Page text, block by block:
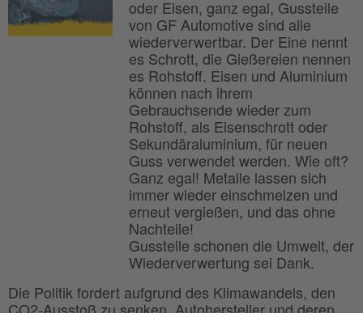
oder Eisen, ganz egal, Gussteile
von GF Automotive sind alle
wiederverwertbar. Der Eine nennt
es Schrott, die Gießereien nennen
es Rohstoff. Eisen und Aluminium
können nach ihrem
Gebrauchsende wieder zum
Rohstoff, als Eisenschrott oder
Sekundäraluminium, für neuen
Guss verwendet werden. Wie oft?
Ganz egal! Metalle lassen sich
immer wieder einschmelzen und
erneut vergießen, und das ohne
Nachteile!
Gussteile schonen die Umwelt, der
Wiederverwertung sei Dank.
Die Politik fordert aufgrund des Klimawandels, den
CO2-Ausstoß zu senken. Autohersteller und deren